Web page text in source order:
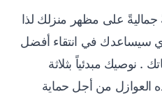
على مظهر منزلك لذا
سيساعدك في انتقاء أفضل
. نوصيك مبدئياً بثلاثة
العوازل من أجل حماية